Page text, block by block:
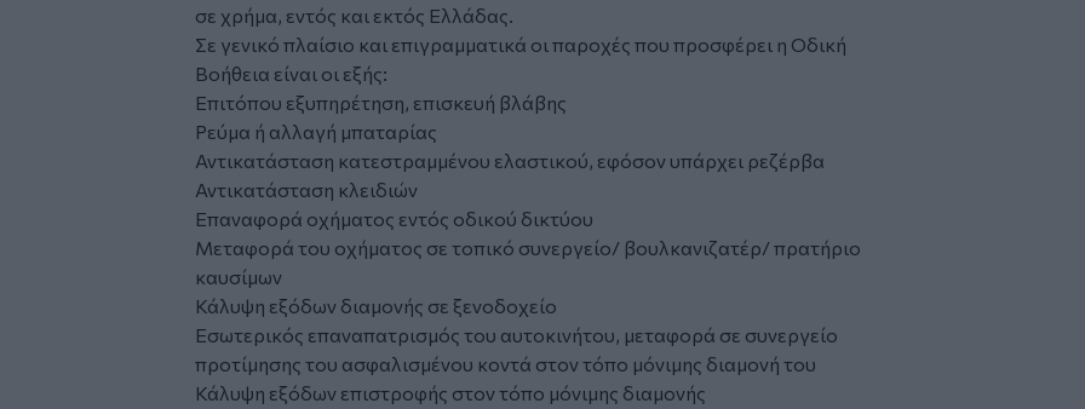
σε χρήμα, εντός και εκτός Ελλάδας.
Σε γενικό πλαίσιο και επιγραμματικά οι παροχές που προσφέρει η Οδική
Βοήθεια είναι οι εξής:
Επιτόπου εξυπηρέτηση, επισκευή βλάβης
Ρεύμα ή αλλαγή μπαταρίας
Αντικατάσταση κατεστραμμένου ελαστικού, εφόσον υπάρχει ρεζέρβα
Αντικατάσταση κλειδιών
Επαναφορά οχήματος εντός οδικού δικτύου
Μεταφορά του οχήματος σε τοπικό συνεργείο/ βουλκανιζατέρ/ πρατήριο
καυσίμων
Κάλυψη εξόδων διαμονής σε ξενοδοχείο
Εσωτερικός επαναπατρισμός του αυτοκινήτου, μεταφορά σε συνεργείο
προτίμησης του ασφαλισμένου κοντά στον τόπο μόνιμης διαμονή του
Κάλυψη εξόδων επιστροφής στον τόπο μόνιμης διαμονής